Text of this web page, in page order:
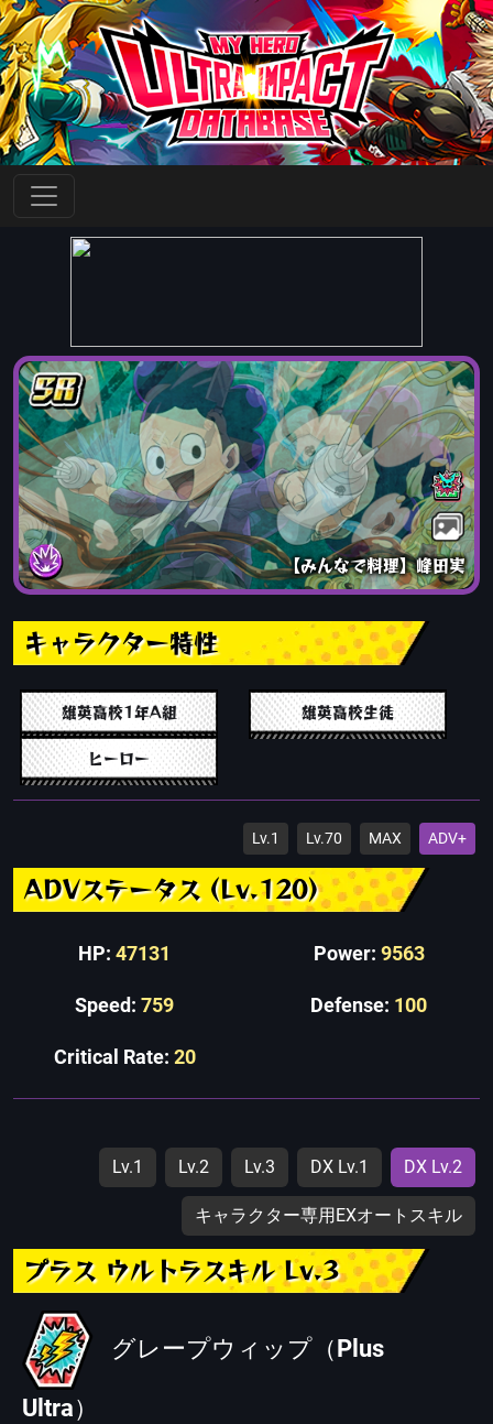
【みんなで料理】峰田実
キャラクター特性
雄英高校1年A組 雄英高校生徒
ヒーロー
Lv.1 Lv.70 MAX ADV+
ADVステータス (Lv.120)
HP: 47131 Power: 9563
Speed: 759 Defense: 100
Critical Rate: 20
Lv.1 Lv.2 Lv.3 DX Lv.1 DX Lv.2
キャラクター専用EXオートスキル
プラス ウルトラスキル Lv.3
グレープウィップ（Plus
Ultra）